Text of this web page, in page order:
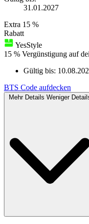
31.01.2027
Extra 15 %
Rabatt
YesStyle
15 % Vergünstigung auf
Gültig bis:
BTS Code aufdecken
Mehr Details Weniger